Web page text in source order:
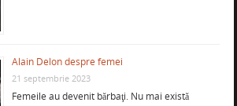
Alain Delon despre femei
21 septembrie 2023
Femeile au devenit bărbaţi. Nu mai există